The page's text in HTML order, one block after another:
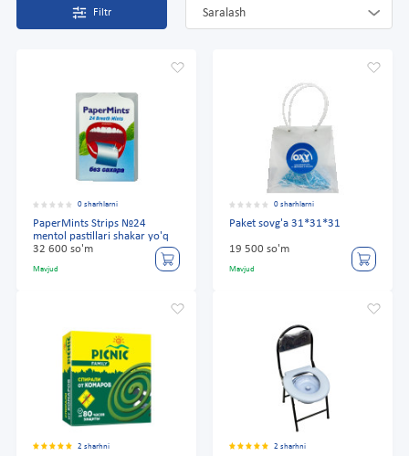
Filtr Saralash
0 sharhlarni
PaperMints Strips №24
mentol pastillari shakar yo'q
32 600 so'm
Mavjud
0 sharhlarni
Paket sovg'a 31*31*31
19 500 so'm
Mavjud
2 sharhni 2 sharhni